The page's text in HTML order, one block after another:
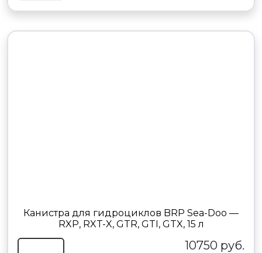
Канистра для гидроциклов BRP Sea-Doo —
RXP, RXT-X, GTR, GTI, GTX, 15 л
10750 руб.